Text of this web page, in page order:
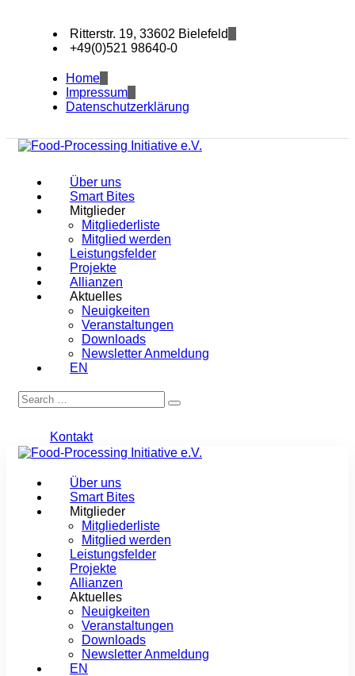
Ritterstr. 19, 33602 Bielefeld
+49(0)521 98640-0
Home
Impressum
Datenschutzerklärung
Über uns
Smart Bites
Mitglieder
Mitgliederliste
Mitglied werden
Leistungsfelder
Projekte
Allianzen
Aktuelles
Neuigkeiten
Veranstaltungen
Downloads
Newsletter Anmeldung
EN
Kontakt
Über uns
Smart Bites
Mitglieder
Mitgliederliste
Mitglied werden
Leistungsfelder
Projekte
Allianzen
Aktuelles
Neuigkeiten
Veranstaltungen
Downloads
Newsletter Anmeldung
EN